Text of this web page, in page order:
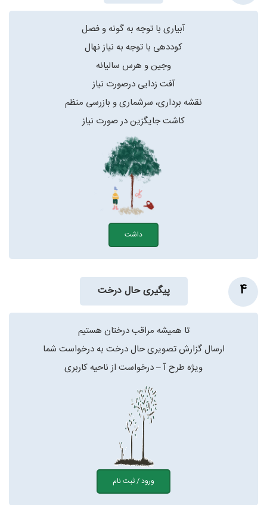
آبیاری با توجه به گونه و فصل
کوددهی با توجه به نیاز نهال
وجین و هرس سالیانه
آفت زدایی درصورت نیاز
نقشه برداری، سرشماری و بازرسی منظم
کاشت جایگزین در صورت نیاز
داشت
4 پیگیری حال درخت
تا همیشه مراقب درختان هستیم
ارسال گزارش تصویری حال درخت به درخواست شما
ویژه طرح آ – درخواست از ناحیه کاربری
ورود / ثبت نام